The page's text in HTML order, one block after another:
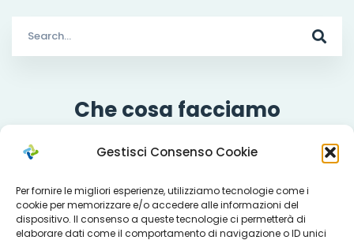
Gestisci Consenso Cookie
Per fornire le migliori esperienze, utilizziamo tecnologie come i
cookie per memorizzare e/o accedere alle informazioni del
dispositivo. Il consenso a queste tecnologie ci permetterà di
elaborare dati come il comportamento di navigazione o ID unici
for:
Che cosa facciamo
Servizi